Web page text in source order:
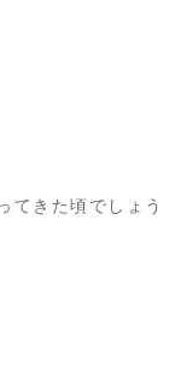
てきた頃でしょう